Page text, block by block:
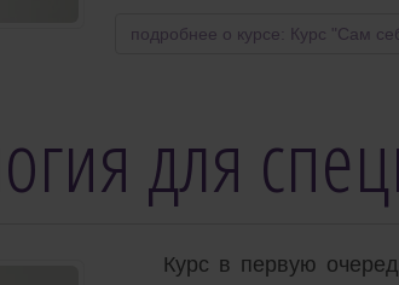
подробнее о курсе: Курс "Сам
для
Курс в первую